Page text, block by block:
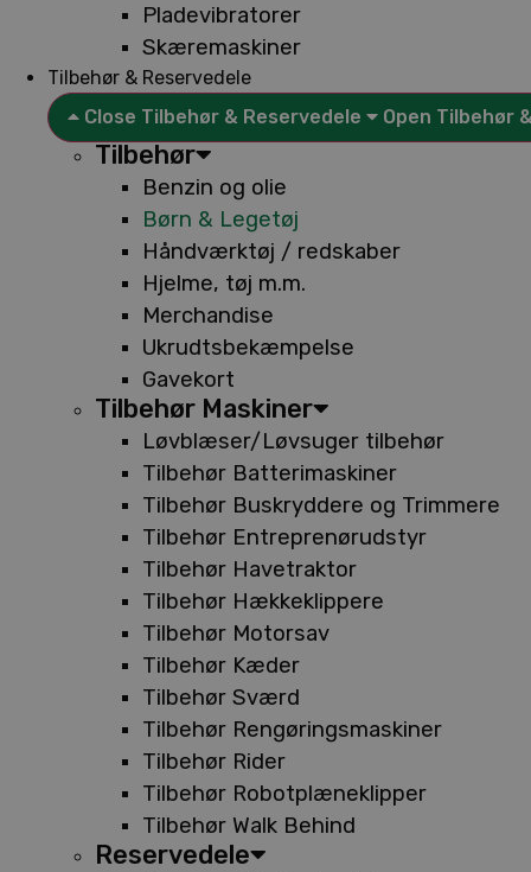
Pladevibratorer
Skæremaskiner
Tilbehør & Reservedele
Close Tilbehør & Reservedele
Open Tilbehør
Tilbehør
Benzin og olie
Børn & Legetøj
Håndværktøj / redskaber
Hjelme, tøj m.m.
Merchandise
Ukrudtsbekæmpelse
Gavekort
Tilbehør Maskiner
Løvblæser/Løvsuger tilbehør
Tilbehør Batterimaskiner
Tilbehør Buskryddere og Trimmere
Tilbehør Entreprenørudstyr
Tilbehør Havetraktor
Tilbehør Hækkeklippere
Tilbehør Motorsav
Tilbehør Kæder
Tilbehør Sværd
Tilbehør Rengøringsmaskiner
Tilbehør Rider
Tilbehør Robotplæneklipper
Tilbehør Walk Behind
Reservedele